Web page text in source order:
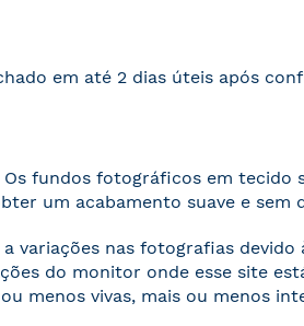
em até 2 dias úteis após
fundos fotográficos em tecido
um acabamento suave e sem
variações nas fotografias
do monitor onde esse site
menos vivas, mais ou menos